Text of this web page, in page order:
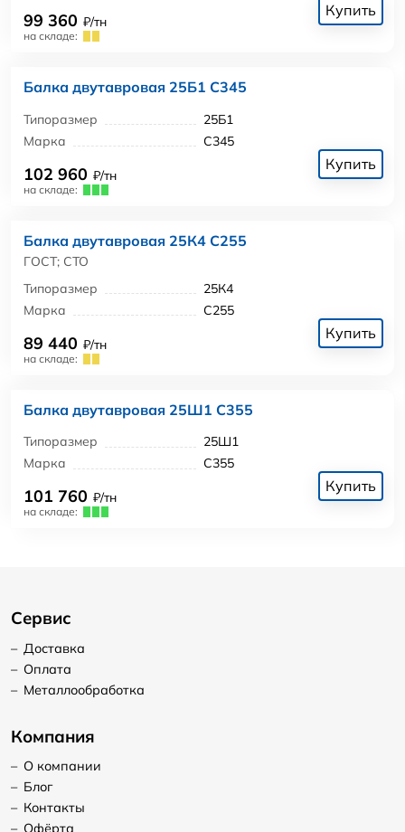
99 360 ₽/тн
на складе:
Купить
Балка двутавровая 25Б1 С345
Типоразмер
25Б1
Марка
С345
102 960 ₽/тн
на складе:
Купить
Балка двутавровая 25К4 С255
ГОСТ; СТО
Типоразмер
25К4
Марка
С255
89 440 ₽/тн
на складе:
Купить
Балка двутавровая 25Ш1 С355
Типоразмер
25Ш1
Марка
С355
101 760 ₽/тн
на складе:
Купить
Сервис
– Доставка
– Оплата
– Металлообработка
Компания
– О компании
– Блог
– Контакты
– Офёрта